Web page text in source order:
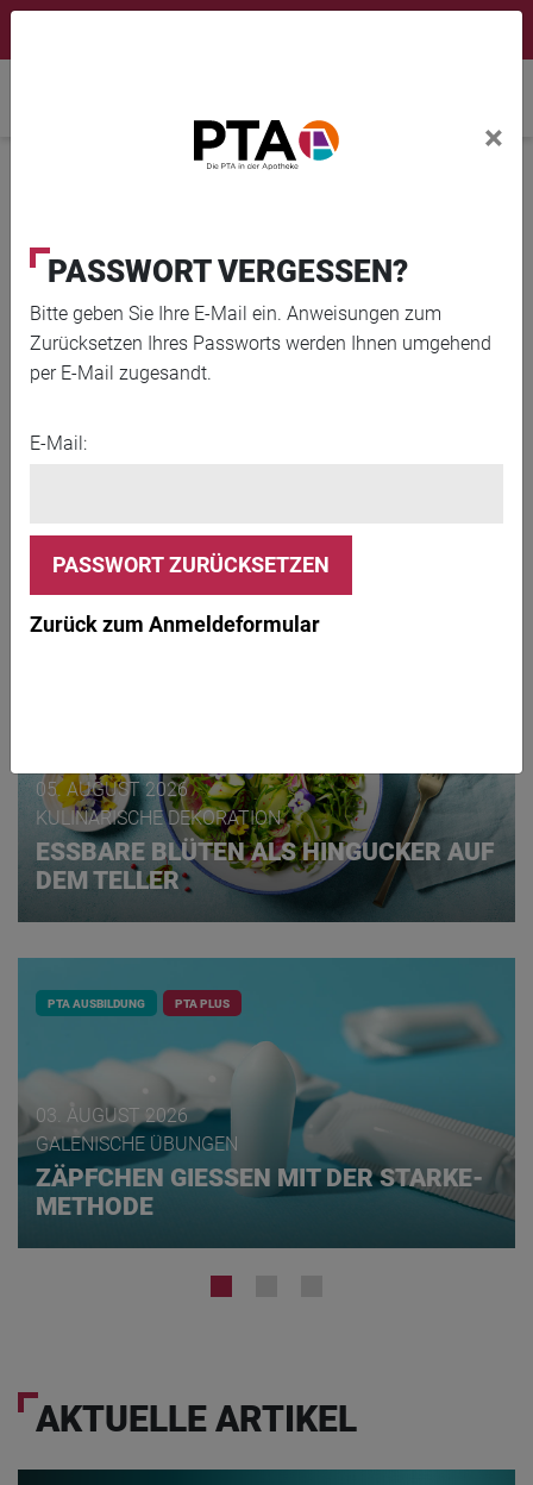
×
PASSWORT VERGESSEN?
Bitte geben Sie Ihre E-Mail ein. Anweisungen zum
Zurücksetzen Ihres Passworts werden Ihnen umgehend
per E-Mail zugesandt.
E-Mail:
Zurück zum Anmeldeformular
AKTUELL
SIND VITAMINWASSER WIRKLICH
05. AUGUST 2026
KULINARISCHE DEKORATION
ESSBARE BLÜTEN ALS HINGUCKER AUF
DEM TELLER
PTA AUSBILDUNG PTA PLUS
03. AUGUST 2026
GALENISCHE ÜBUNGEN
ZÄPFCHEN GIESSEN MIT DER STARKE-
METHODE
AKTUELLE ARTIKEL
×